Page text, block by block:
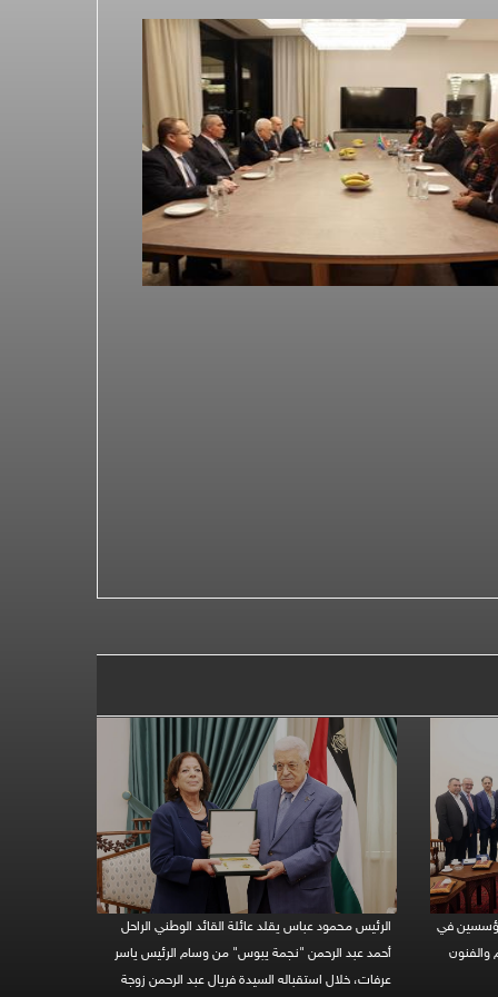
في
والفنون
الرئيس محمود عباس يقلد عائلة القائد الوطني الراحل
أحمد عبد الرحمن "نجمة يبوس" من وسام الرئيس ياسر
عرفات، خلال استقباله السيدة فريال عبد الرحمن زوجة